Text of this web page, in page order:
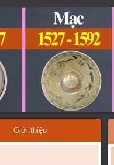
Giới thiệu